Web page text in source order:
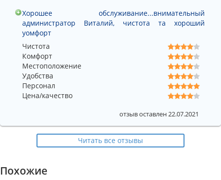
Хорошее обслуживание...внимательный
администратор Виталий, чистота та хороший
уомфорт
Чистота
Комфорт
Местоположение
Удобства
Персонал
Цена/качество
отзыв оставлен 22.07.2021
Читать все отзывы
Похожие